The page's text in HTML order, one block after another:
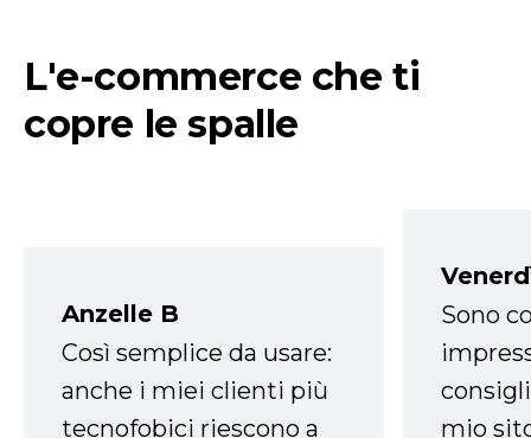
L'e-commerce che ti
copre le spalle
Anzelle B
Così semplice da usare:
anche i miei clienti più
tecnofobici riescono a
Sono
mio